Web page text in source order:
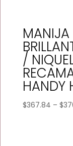
/
HANDY
$367.84 – $